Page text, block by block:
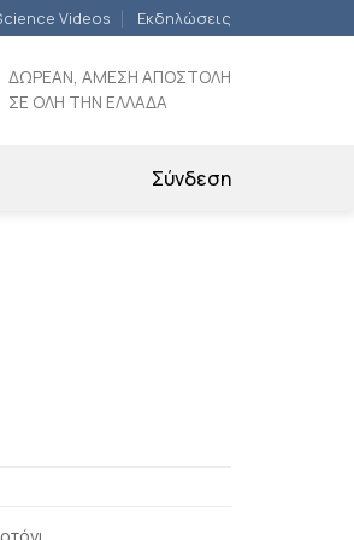
Videos Εκδηλώσεις
ΔΩΡΕΑΝ, ΑΜΕΣΗ ΑΠΟΣΤΟΛΗ
ΣΕ ΟΛΗ ΤΗΝ ΕΛΛΑΔΑ
Σύνδεση